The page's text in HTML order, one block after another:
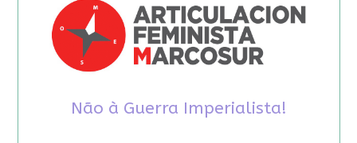
Não à Guerra Imperialista!